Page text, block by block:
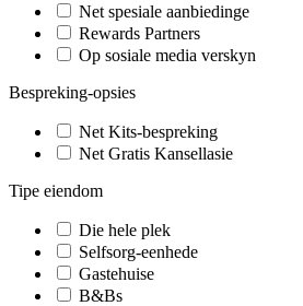
Net spesiale aanbiedinge
Rewards Partners
Op sosiale media verskyn
Bespreking-opsies
Net Kits-bespreking
Net Gratis Kansellasie
Tipe eiendom
Die hele plek
Selfsorg-eenhede
Gastehuise
B&Bs